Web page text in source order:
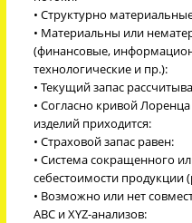
• Структурно
• Материальны или
(финансовые,
технологические и пр.):
• Текущий запас
• Согласно кривой
изделий приходится:
• Страховой запас равен:
• Система сокращенного
себестоимости продукции
• Возможно или нет
ABC и XYZ-анализов: